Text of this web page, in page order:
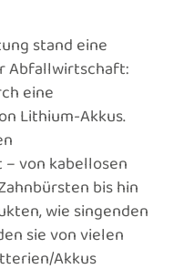
stand eine
Abfallwirtschaft:
eine
Lithium-Akkus.
von kabellosen
bis hin
wie singenden
sie von vielen
Akkus